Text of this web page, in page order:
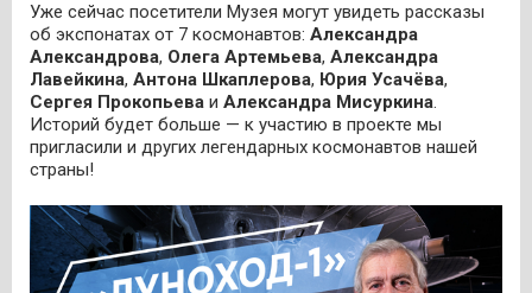
Уже сейчас посетители Музея могут увидеть рассказы
об экспонатах от 7 космонавтов: Александра
Александрова, Олега Артемьева, Александра
Лавейкина, Антона Шкаплерова, Юрия Усачёва,
Сергея Прокопьева и Александра Мисуркина.
Историй будет больше — к участию в проекте мы
пригласили и других легендарных космонавтов нашей
страны!